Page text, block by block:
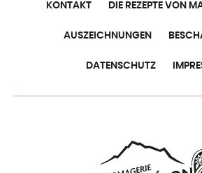
KONTAKT DIE REZEPTE VON
AUSZEICHNUNGEN
DATENSCHUTZ